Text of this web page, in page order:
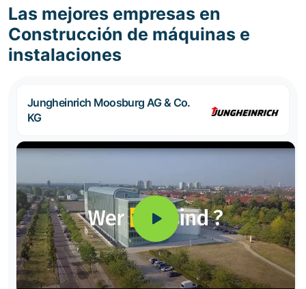
Las mejores empresas en
Construcción de máquinas e
instalaciones
Jungheinrich Moosburg AG & Co.
KG